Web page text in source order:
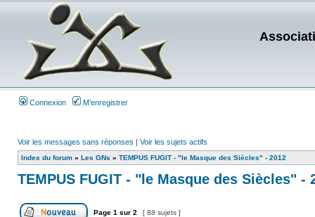
Connexion M’enregistrer
Voir les messages sans réponses | Voir les sujets actifs
Index du forum » Les GNs » TEMPUS FUGIT - "le Masque des Siècles" - 2012
TEMPUS FUGIT - "le Masque des Siècles" -
Page 1 sur 2 [ 88 sujets ]